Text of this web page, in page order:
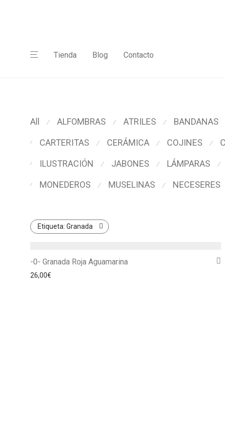
Tienda Blog Contacto
All ⁄ ALFOMBRAS ⁄ ATRILES ⁄ BANDANAS
⁄ CARTERITAS ⁄ CERÁMICA ⁄ COJINES ⁄
⁄ ILUSTRACIÓN ⁄ JABONES ⁄ LÁMPARAS ⁄
⁄ MONEDEROS ⁄ MUSELINAS ⁄ NECESERES
Etiqueta: Granada
-0- Granada Roja Aguamarina
26,00€